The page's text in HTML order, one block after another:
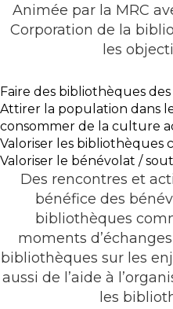
Animée par la MRC
Corporation de la
les
Faire des bibliothèques
Attirer la population dans
consommer de la culture
Valoriser les
Valoriser le bénévolat /
Des rencontres et
bénéfice des
bibliothèques
moments
bibliothèques sur les
aussi de l’aide à
les